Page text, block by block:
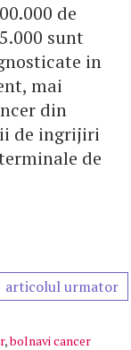
de
sunt
in
mai
din
de ingrijiri
de
articolul urmator
,bolnavi cancer